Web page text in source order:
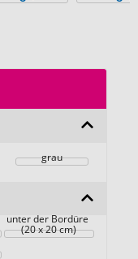
grau
unter der Bordüre
(20 x 20 cm)